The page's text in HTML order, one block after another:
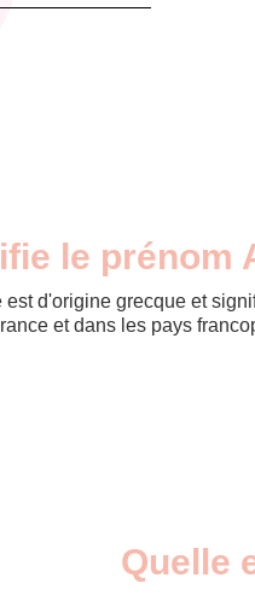
le prénom
est d'origine grecque et
et dans les pays
Quelle